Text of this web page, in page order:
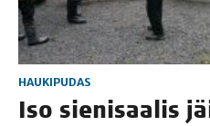
HAUKIPUDAS
Iso sie­ni­saa­lis